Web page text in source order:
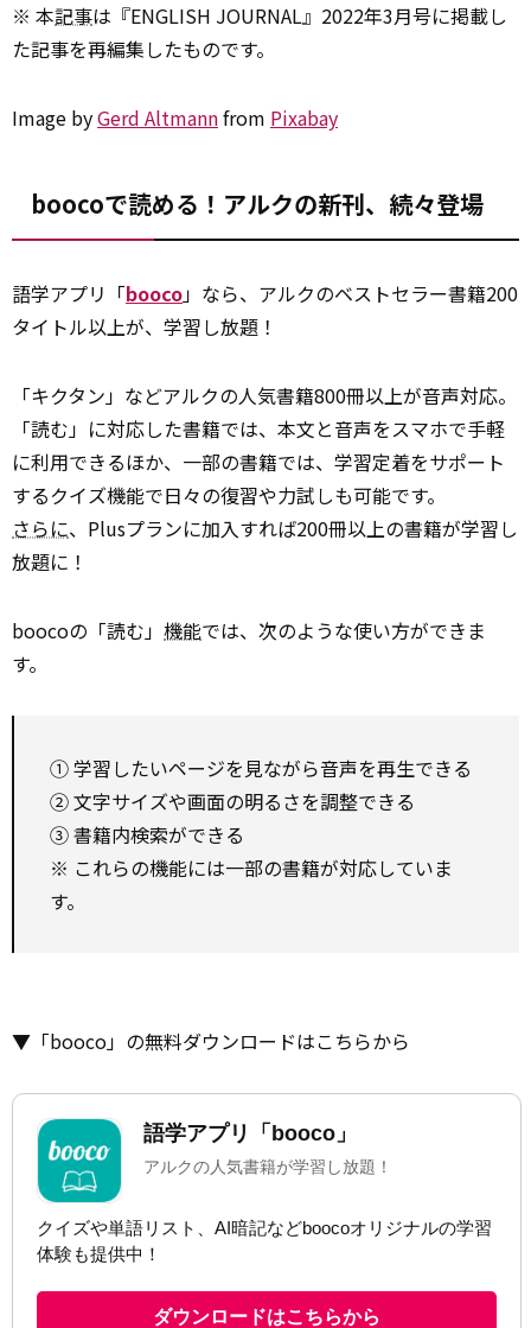
※ 本記事は『ENGLISH JOURNAL』2022年3月号に掲載し
た記事を再編集したものです。
Image byGerd Altmannfrom Pixabay
boocoで読める！アルクの新刊、続々登場
語学アプリ「booco」なら、アルクのベストセラー書籍200
タイトル以上が、学習し放題！
「キクタン」などアルクの人気書籍800冊以上が音声対応。
「読む」に対応した書籍では、本文と音声をスマホで手軽
に利用できるほか、一部の書籍では、学習定着をサポート
するクイズ機能で日々の復習や力試しも可能です。
さらに、Plusプランに加入すれば200冊以上の書籍が学習し
放題に！
boocoの「読む」 機能では、次のような使い方ができま
す。
① 学習したいページを見ながら音声を再生できる
② 文字サイズや画面の明るさを調整できる
③ 書籍内検索ができる
※ これらの機能には一部の書籍が対応していま
す。
▼「booco」の無料ダウンロードはこちらから